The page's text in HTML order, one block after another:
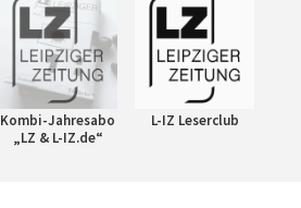
Kombi-Jahresabo
„LZ & L-IZ.de“
L-IZ Leserclub